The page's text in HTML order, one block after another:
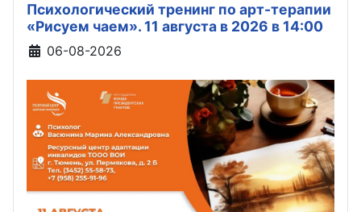
Психологический тренинг по арт-терапии
«Рисуем чаем». 11 августа в 2026 в 14:00
Информация о материале
06-08-2026